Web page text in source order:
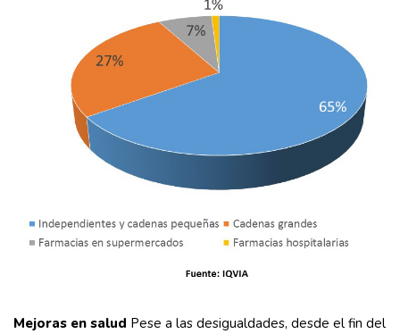
Mejoras en salud Pese a las desigualdades, desde el fin del